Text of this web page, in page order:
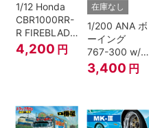
1/12 Honda
CBR1000RR-
R FIREBLADE
SP 30th
Anniversary
4,200 円
在庫なし
1/200 ANA ボ
ーイング
767-300 w/
ウイングレッ
ト “B767就航
3,400 円